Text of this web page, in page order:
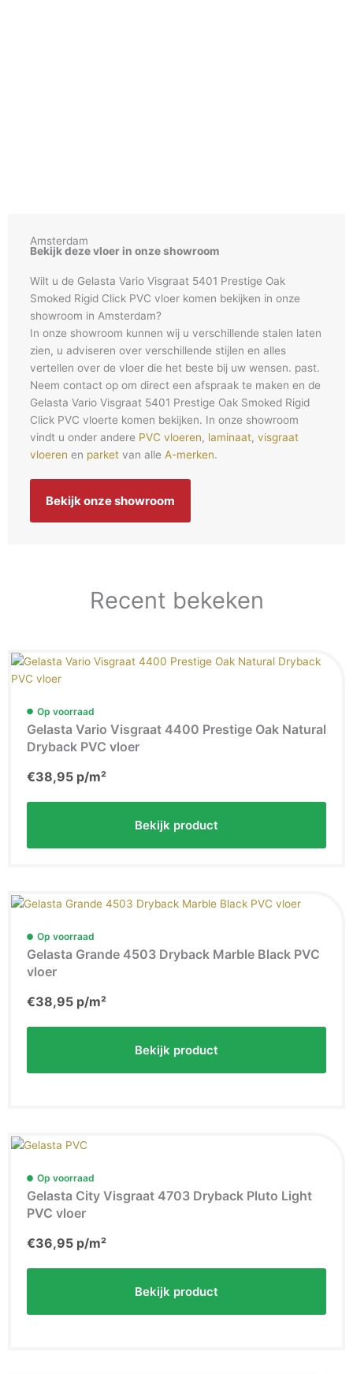
Amsterdam
Bekijk deze vloer in onze showroom
Wilt u de Gelasta Vario Visgraat 5401 Prestige Oak
Smoked Rigid Click PVC vloer komen bekijken in onze
showroom in Amsterdam?
In onze showroom kunnen wij u verschillende stalen laten
zien, u adviseren over verschillende stijlen en alles
vertellen over de vloer die het beste bij uw wensen. past.
Neem contact op om direct een afspraak te maken en de
Gelasta Vario Visgraat 5401 Prestige Oak Smoked Rigid
Click PVC vloerte komen bekijken. In onze showroom
vindt u onder andere PVC vloeren, laminaat, visgraat
vloeren en parket van alle A-merken.
Bekijk onze showroom
Recent bekeken
Op voorraad
Gelasta Vario Visgraat 4400 Prestige Oak Natural
Dryback PVC vloer
€38,95 p/m²
Bekijk product
Op voorraad
Gelasta Grande 4503 Dryback Marble Black PVC
vloer
€38,95 p/m²
Bekijk product
Op voorraad
Gelasta City Visgraat 4703 Dryback Pluto Light
PVC vloer
€36,95 p/m²
Bekijk product